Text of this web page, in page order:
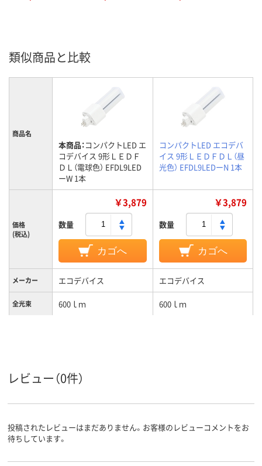
類似商品と比較
商品名
本商品：コンパクトLED エ
コデバイス 9形ＬＥＤＦ
ＤＬ（電球色） EFDL9LED
ーW 1本
コンパクトLED エコデバ
イス 9形ＬＥＤＦＤＬ（昼
光色） EFDL9LEDーN 1本
価格
(税込)
￥3,879
数量
カゴへ
￥3,879
数量
カゴへ
メーカー エコデバイス エコデバイス
全光束 600ｌｍ 600ｌｍ
レビュー（0件）
投稿されたレビューはまだありません。お客様のレビューコメントをお
待ちしています。